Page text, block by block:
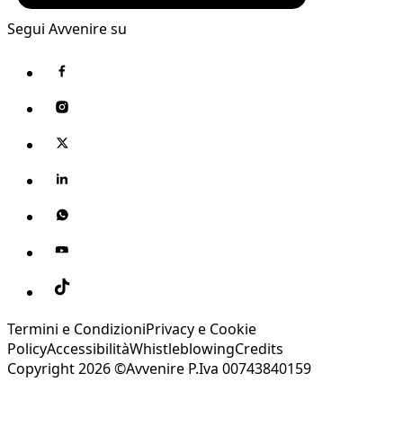
Segui Avvenire su
Termini e CondizioniPrivacy e Cookie
PolicyAccessibilitàWhistleblowingCredits
Copyright 2026 ©Avvenire P.Iva 00743840159